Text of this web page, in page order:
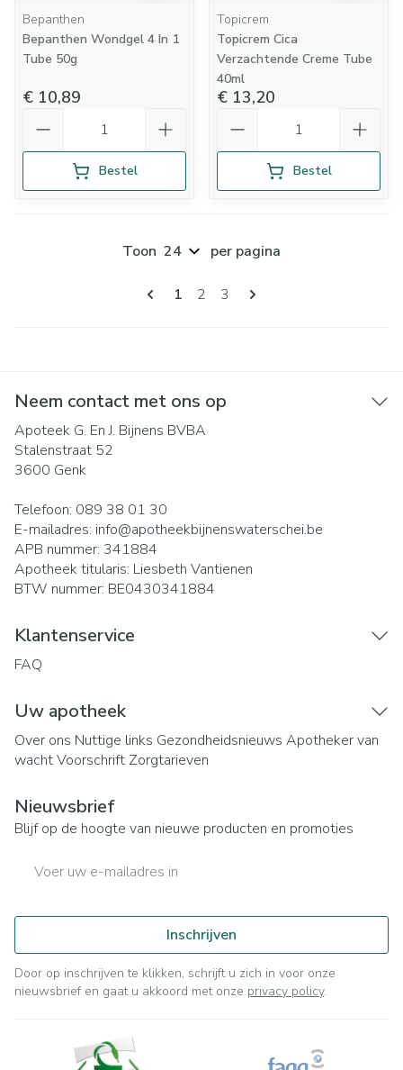
Bepanthen
Bepanthen Wondgel 4 In 1
Tube 50g
€ 10,89
Bestel
Topicrem
Topicrem Cica
Verzachtende Creme Tube
40ml
€ 13,20
Bestel
Pagina's
U lees momenteel pagina
1 Pagina
2 Pagina
3
Toon per pagina
Neem contact met ons op
Apoteek G. En J. Bijnens BVBA
Stalenstraat 52
3600 Genk
Telefoon: 089 38 01 30
E-mailadres: info@apotheekbijnenswaterschei.be
APB nummer: 341884
Apotheek titularis: Liesbeth Vantienen
BTW nummer: BE0430341884
Klantenservice
FAQ
Uw apotheek
Over ons Nuttige links Gezondheidsnieuws Apotheker van
wachtVoorschrift Zorgtarieven
Nieuwsbrief
Blijf op de hoogte van nieuwe producten en promoties
Inschrijven
Door op inschrijven te klikken, schrijft u zich in voor onze
nieuwsbrief en gaat u akkoord met onze privacy policy.